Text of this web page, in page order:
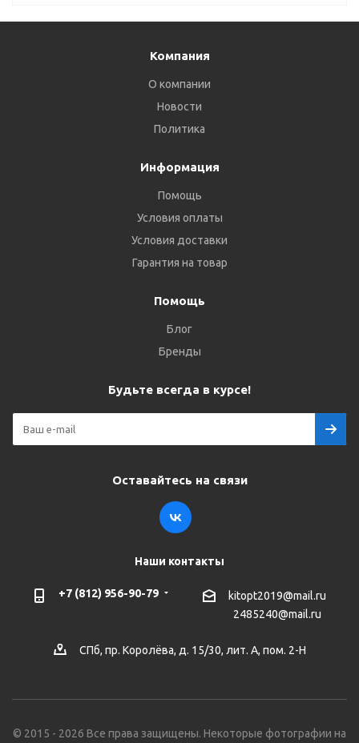
Компания
О компании
Новости
Политика
Информация
Помощь
Условия оплаты
Условия доставки
Гарантия на товар
Помощь
Блог
Бренды
Будьте всегда в курсе!
Оставайтесь на связи
Наши контакты
+7 (812) 956-90-79
kitopt2019@mail.ru
2485240@mail.ru
СПб, пр. Королёва, д. 15/30, лит. А, пом. 2-Н
© 2015 - 2026 Все права защищены. Некоторые фотографии на